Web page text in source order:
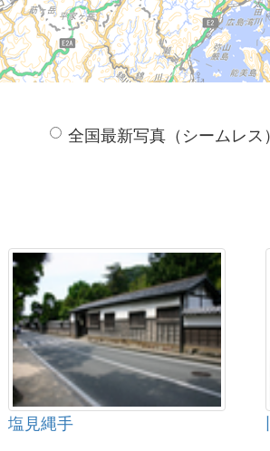
全国最新写真（シームレ
塩見縄手